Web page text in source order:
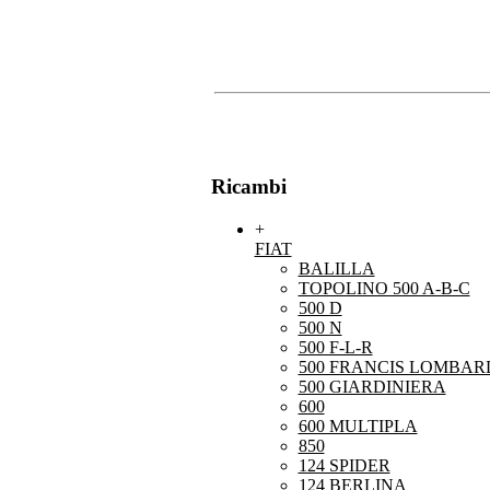
Ricambi
+
FIAT
BALILLA
TOPOLINO 500 A-B-C
500 D
500 N
500 F-L-R
500 FRANCIS
500 GIARDINIERA
600
600 MULTIPLA
850
124 SPIDER
124 BERLINA